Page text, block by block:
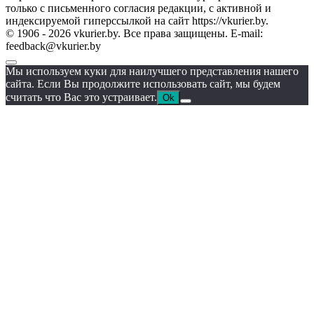
только с письменного согласия редакции, с активной и
индексируемой гиперссылкой на сайт https://vkurier.by.
© 1906 - 2026 vkurier.by. Все права защищены. E-mail:
feedback@vkurier.by
Мы используем куки для наилучшего представления нашего
сайта. Если Вы продолжите использовать сайт, мы будем
считать что Вас это устраивает. Ok